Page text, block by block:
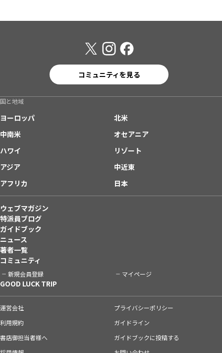
コミュニティを見る
国と地域
ヨーロッパ
北米
中南米
オセアニア
ハワイ
リゾート
アジア
中近東
アフリカ
日本
ウェブマガジン
特派員ブログ
ガイドブック
ニュース
著者一覧
コミュニティ
新規会員登録 マイページ
GOOD LUCK TRIP
運営会社
プライバシーポリシー
利用規約
ガイドライン
書店御担当者様へ
ガイドブックに投稿する